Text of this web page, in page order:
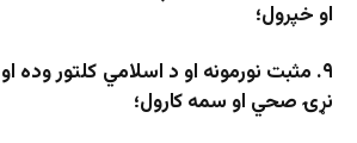
او خپرول؛
۹. مثبت نورمونه او د اسلامي کلتور وده
نړۍ صحي او سمه کارول؛